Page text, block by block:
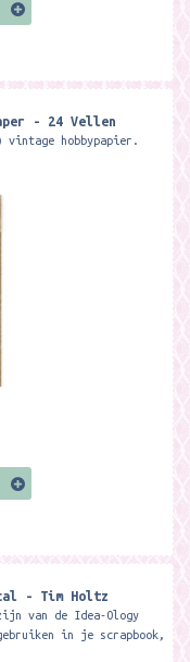
- 24 Vellen
hobbypapier.
- Tim Holtz
van de Idea-Ology
in je scrapbook,